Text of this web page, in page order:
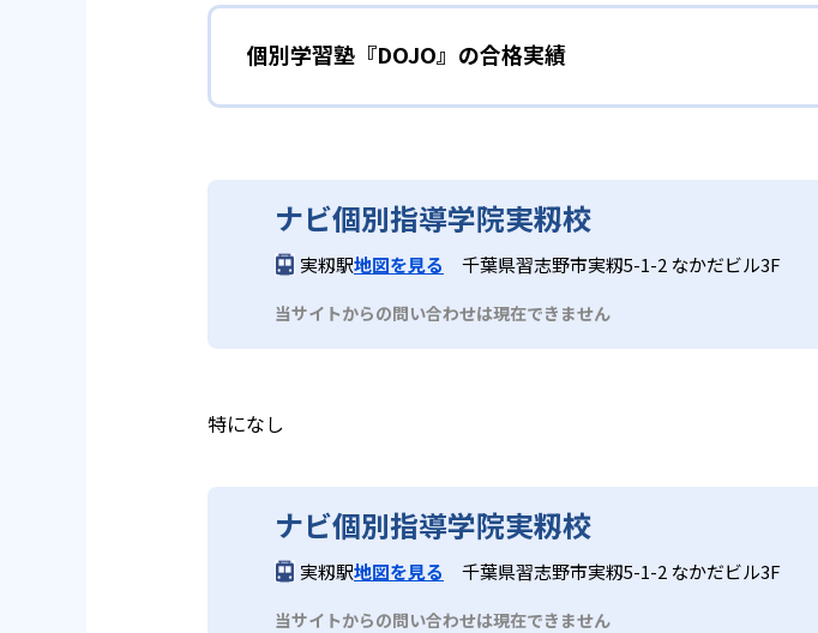
教室では専任講師が一人ひとりの学習状況をモニタリングし、
施。自己学習に慣れていない児童でも、適切なタイミングで声
れる。
タブレットによる自動採点・問題出題を活用することで、個別
苦手単元の克服が急務となる人に向いている。AIが自動で苦手
により「なぜ解けないか」を納得するまで解説する。
AIタブレットによる自動出題・採点で、基礎の「わからない」を
対応科目は算数・国語・英語の基礎3科目に限られるため、理科
でのタブレット学習には一定の自律性が求められ、最初は講師
割・料金は異なるため、詳細は各教室への問い合わせが必須である
個別学習塾『DOJO』の合格実績
個別学習塾『DOJO』は合格実績を公式サイトで公開していない。
ナビ個別指導学院実籾校
実籾駅地図を見る 千葉県習志野市実籾5-1-2 なかだビル3F
当サイトからの問い合わせは現在できません
特になし
ナビ個別指導学院実籾校
実籾駅地図を見る 千葉県習志野市実籾5-1-2 なかだビル3F
当サイトからの問い合わせは現在できません